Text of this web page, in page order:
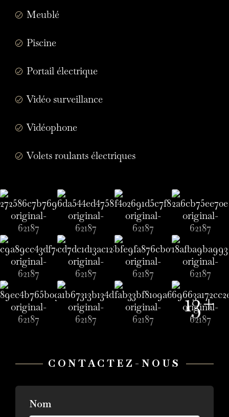
Meublé
Piscine
Portail électrique
Vidéo surveillance
Vidéophone
Volets roulants électriques
13+
CONTACTEZ-NOUS
Nom